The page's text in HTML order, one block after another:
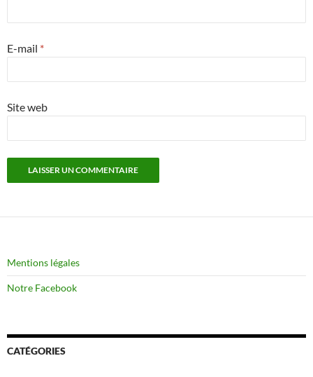
E-mail *
Site web
Mentions légales
Notre Facebook
CATÉGORIES